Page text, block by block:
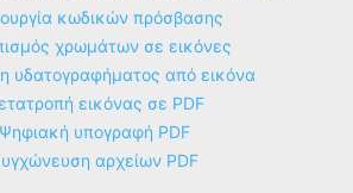
κωδικών πρόσβασης
χρωμάτων σε εικόνες
υδατογραφήματος από εικόνα
εικόνας σε PDF
Ψηφιακή υπογραφή PDF
αρχείων PDF